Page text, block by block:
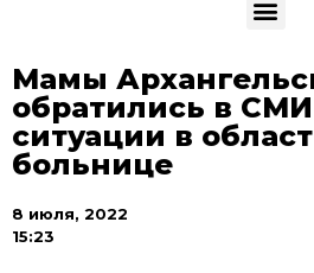
Мамы
обратились в
ситуации в
больнице
8 июля, 2022
15:23